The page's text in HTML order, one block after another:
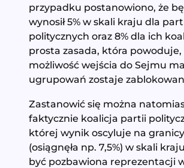
przypadku postanowiono, że
wynosił 5% w skali kraju dla
politycznych oraz 8% dla ich
prosta zasada, która powoduje,
możliwość wejścia do Sejmu
ugrupowań zostaje
Zastanowić się można
faktycznie koalicja partii
której wynik oscyluje na
(osiągnęła np. 7,5%) w skali
być pozbawiona reprezentacji